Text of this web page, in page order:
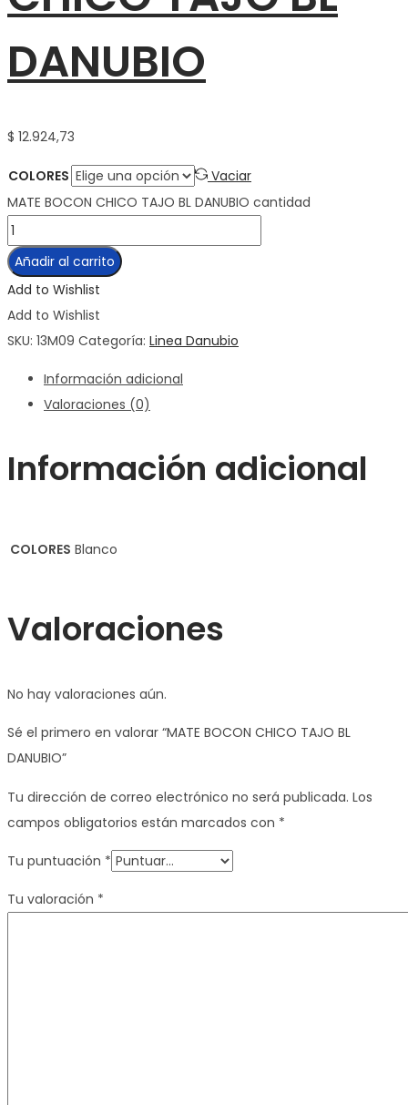
DANUBIO
$ 12.924,73
COLORES
Vaciar
MATE BOCON CHICO TAJO BL DANUBIO cantidad
Añadir al carrito
Add to Wishlist
Add to Wishlist
SKU: 13M09 Categoría: Linea Danubio
Información adicional
Valoraciones (0)
Información adicional
COLORES Blanco
Valoraciones
No hay valoraciones aún.
Sé el primero en valorar “MATE BOCON CHICO TAJO BL
DANUBIO”
Tu dirección de correo electrónico no será publicada. Los
campos obligatorios están marcados con *
Tu puntuación *
Tu valoración *